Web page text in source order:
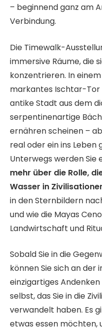
– beginnend ganz am
Verbindung.
Die Timewalk-
immersive Räume, die
konzentrieren. In
markantes Ischtar-Tor
antike Stadt aus dem
serpentinenartige
ernähren scheinen –
real oder ein ins Leben
Unterwegs werden Sie
mehr über die Rolle,
Wasser in
in den Sternbildern
und wie die Mayas
Landwirtschaft und
Sobald Sie in die
können Sie sich an
einzigartiges
selbst, das Sie in die
verwandelt haben. Es
etwas essen möchten,